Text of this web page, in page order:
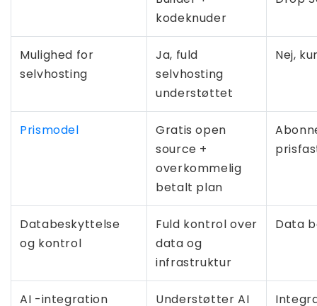
kodeknuder
Mulighed for
selvhosting
Ja, fuld
selvhosting
understøttet
Nej,
Prismodel
Gratis open
source +
overkommelig
betalt plan
Databeskyttelse
og kontrol
Fuld kontrol over
data og
infrastruktur
Data
AI -integration
Understøtter AI